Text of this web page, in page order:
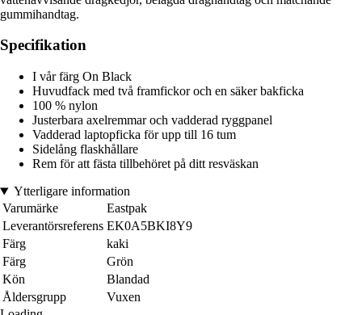
gummihandtag.
Specifikation
I vår färg On Black
Huvudfack med två framfickor och en säker bakficka
100 % nylon
Justerbara axelremmar och vadderad ryggpanel
Vadderad laptopficka för upp till 16 tum
Sidelång flaskhållare
Rem för att fästa tillbehöret på ditt resväskan
Ytterligare information
Varumärke
Eastpak
Leverantörsreferens EK0A5BKI8Y9
Färg
kaki
Färg
Grön
Kön
Blandad
Åldersgrupp
Vuxen